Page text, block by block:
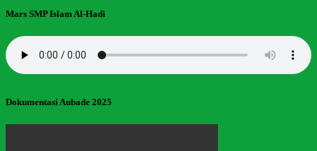
Mars SMP Islam Al-Hadi
Dokumentasi Aubade 2025